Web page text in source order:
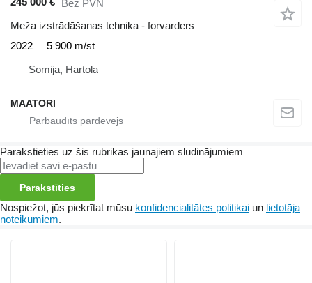
Bez PVN
Meža izstrādāšanas tehnika - forvarders
2022
5 900 m/st
Somija, Hartola
MAATORI
Parakstieties uz šis rubrikas jaunajiem sludinājumiem
Parakstīties
Nospiežot, jūs piekrītat mūsu konfidencialitātes politikai un lietotāja
noteikumiem.